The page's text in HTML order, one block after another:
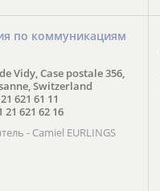
по коммуникациям
Vidy, Case postale 356,
Switzerland
621 61 11
21 621 62 16
- Camiel EURLINGS